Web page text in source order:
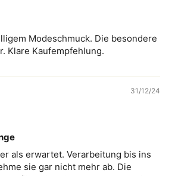
Modeschmuck. Die besondere
Klare Kaufempfehlung.
31/12/24
als erwartet. Verarbeitung bis ins
sie gar nicht mehr ab. Die